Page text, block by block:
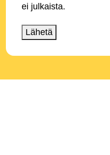
ei julkaista.
Lähetä